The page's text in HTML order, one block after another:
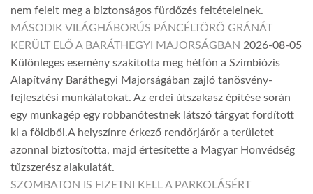
nem felelt meg a biztonságos fürdőzés feltételeinek.
MÁSODIK VILÁGHÁBORÚS PÁNCÉLTÖRŐ GRÁNÁT
KERÜLT ELŐ A BARÁTHEGYI MAJORSÁGBAN 2026-08-05
Különleges esemény szakította meg hétfőn a Szimbiózis
Alapítvány Baráthegyi Majorságában zajló tanösvény-
fejlesztési munkálatokat. Az erdei útszakasz építése során
egy munkagép egy robbanótestnek látszó tárgyat fordított
ki a földből.A helyszínre érkező rendőrjárőr a területet
azonnal biztosította, majd értesítette a Magyar Honvédség
tűzszerész alakulatát.
SZOMBATON IS FIZETNI KELL A PARKOLÁSÉRT